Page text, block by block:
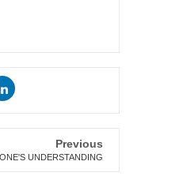
Previous
UNDERSTANDING